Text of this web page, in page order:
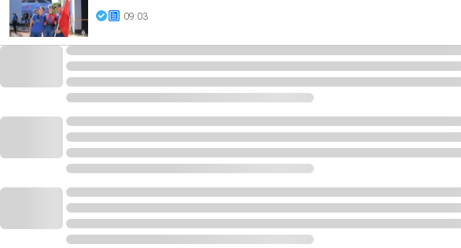
09:03